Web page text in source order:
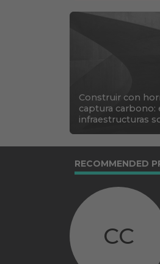
Construir con
captura carbono:
infraestructuras
RECOMMENDED
CC